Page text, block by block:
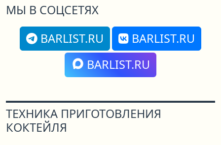
МЫ В СОЦСЕТЯХ
BARLIST.RU
BARLIST.RU
BARLIST.RU
ТЕХНИКА ПРИГОТОВЛЕНИЯ
КОКТЕЙЛЯ